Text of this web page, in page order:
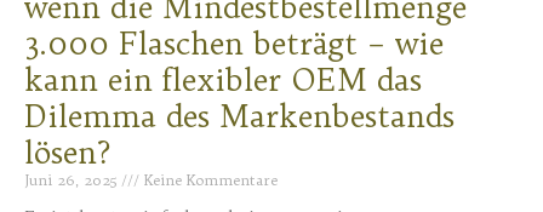
3.000 Flaschen beträgt – wie
kann ein flexibler OEM das
Dilemma des Markenbestands
lösen?
Juni 26, 2025 Keine Kommentare